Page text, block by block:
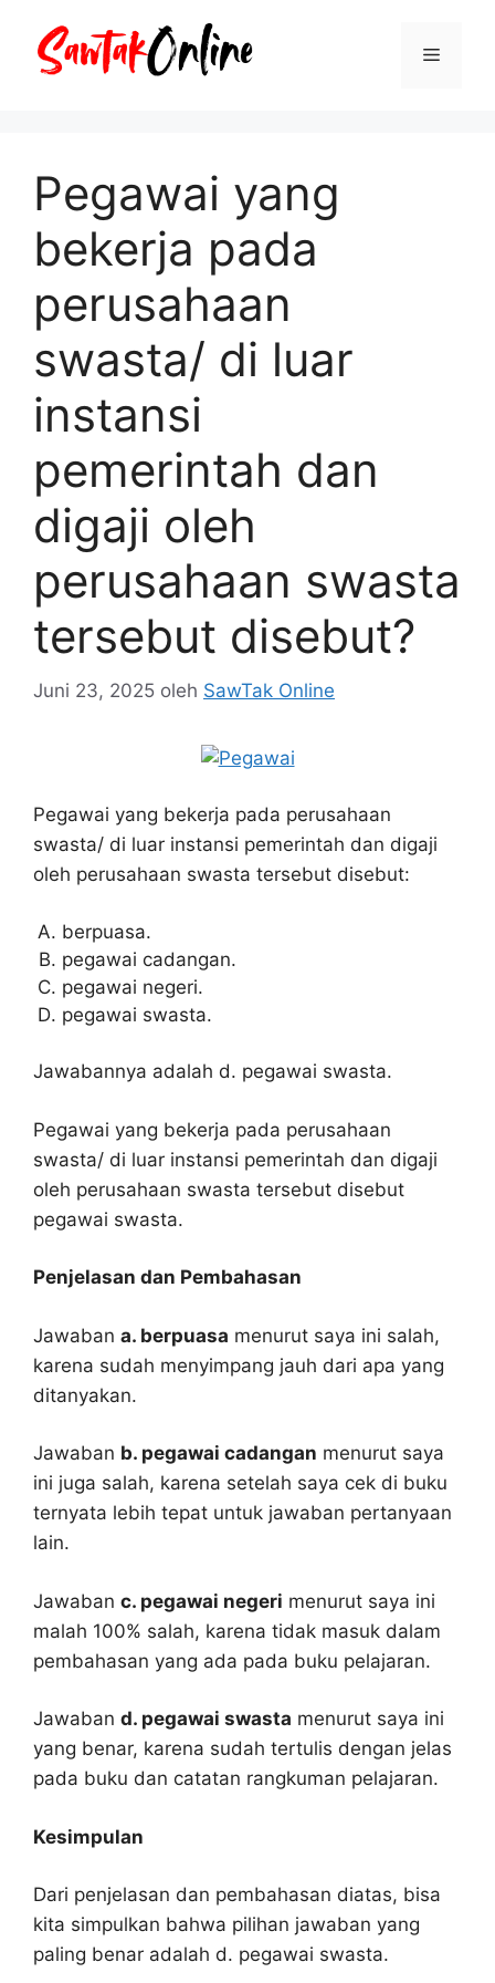
Menu
Pegawai yang
bekerja pada
perusahaan
swasta/ di luar
instansi
pemerintah dan
digaji oleh
perusahaan swasta
tersebut disebut?
Juni 23, 2025 oleh SawTak Online
Pegawai yang bekerja pada perusahaan
swasta/ di luar instansi pemerintah dan digaji
oleh perusahaan swasta tersebut disebut:
berpuasa.
pegawai cadangan.
pegawai negeri.
pegawai swasta.
Jawabannya adalah d. pegawai swasta.
Pegawai yang bekerja pada perusahaan
swasta/ di luar instansi pemerintah dan digaji
oleh perusahaan swasta tersebut disebut
pegawai swasta.
Penjelasan dan Pembahasan
Jawaban a. berpuasa menurut saya ini salah,
karena sudah menyimpang jauh dari apa yang
ditanyakan.
Jawaban b. pegawai cadangan menurut saya
ini juga salah, karena setelah saya cek di buku
ternyata lebih tepat untuk jawaban pertanyaan
lain.
Jawaban c. pegawai negeri menurut saya ini
malah 100% salah, karena tidak masuk dalam
pembahasan yang ada pada buku pelajaran.
Jawaban d. pegawai swasta menurut saya ini
yang benar, karena sudah tertulis dengan jelas
pada buku dan catatan rangkuman pelajaran.
Kesimpulan
Dari penjelasan dan pembahasan diatas, bisa
kita simpulkan bahwa pilihan jawaban yang
paling benar adalah d. pegawai swasta.